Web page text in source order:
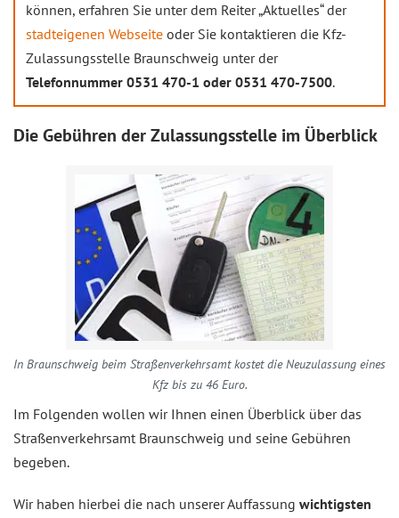
können, erfahren Sie unter dem Reiter „Aktuelles“ der
stadteigenen Webseite oder Sie kontaktieren die Kfz-
Zulassungsstelle Braunschweig unter der
Telefonnummer 0531 470-1 oder 0531 470-7500.
Die Gebühren der Zulassungsstelle im Überblick
In Braunschweig beim Straßenverkehrsamt kostet die Neuzulassung eines
Kfz bis zu 46 Euro.
Im Folgenden wollen wir Ihnen einen Überblick über das
Straßenverkehrsamt Braunschweig und seine Gebühren
begeben.
Wir haben hierbei die nach unserer Auffassung wichtigsten